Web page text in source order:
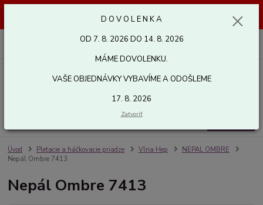
odošleme 17. 8. 2026. Ďakujeme.
Úvod Pletacie a háčkovacie priadze Vlna Hep
NEPAL OMBRE
Nepál Ombre 7413
Nepál Ombre 7413
D O V O L E N K A
OD 7. 8. 2026 DO 14. 8. 2026
MÁME DOVOLENKU.
VAŠE OBJEDNÁVKY VYBAVÍME A ODOŠLEME
17. 8. 2026
Zatvoriť